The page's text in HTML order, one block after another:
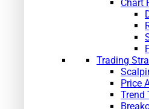
Chart
Trading
Price
Trend